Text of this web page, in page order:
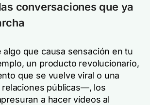
conversaciones que ya
algo que causa sensación en tu
un producto revolucionario,
que se vuelve viral o una
relaciones públicas—, los
a hacer vídeos al